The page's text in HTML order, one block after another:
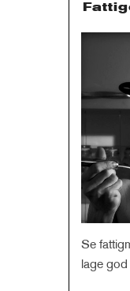
Se
lage god